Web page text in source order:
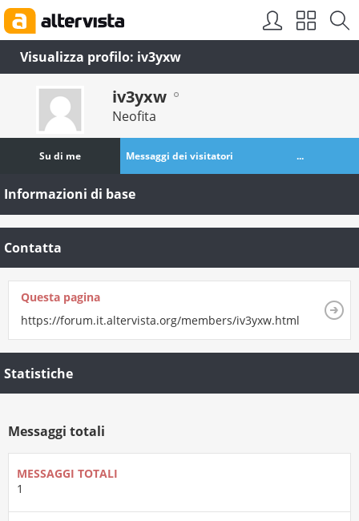
Visualizza profilo: iv3yxw
iv3yxw
Neofita
Su di me Messaggi dei visitatori ...
Informazioni di base
Contatta
Questa pagina
https://forum.it.altervista.org/members/iv3yxw.html
Statistiche
Messaggi totali
MESSAGGI TOTALI
1